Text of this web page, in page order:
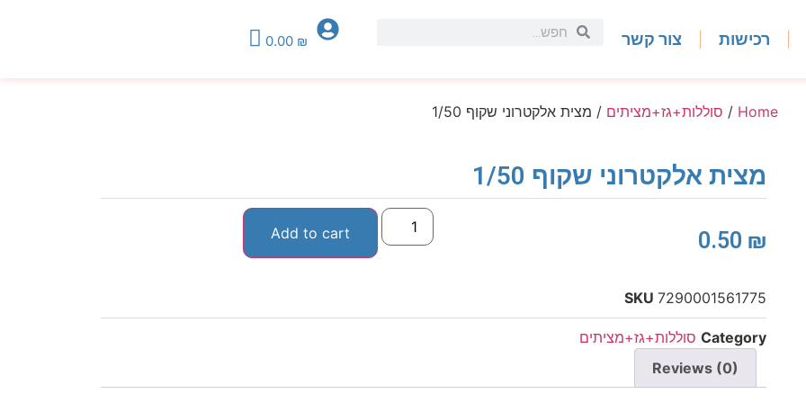
רכישות צור קשר 0.00 ₪
Home
/ סוללות+גז+מציתים / מצית אלקטרוני שקוף 1/50
מצית אלקטרוני שקוף 1/50
0.50 ₪
Add to cart
SKU7290001561775
Category סוללות+גז+מציתים
Reviews (0)